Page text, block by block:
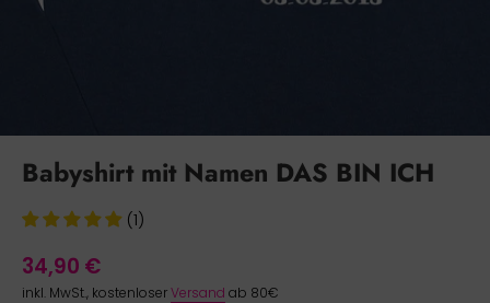
Babyshirt mit Namen DAS BIN ICH
(1)
34,90 €
inkl. MwSt., kostenloserVersand ab 80€